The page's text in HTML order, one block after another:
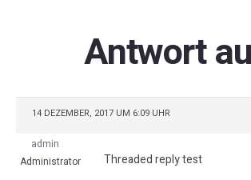
Antwort
14 DEZEMBER, 2017 UM 6:09 UHR
admin
Administrator
Threaded reply test